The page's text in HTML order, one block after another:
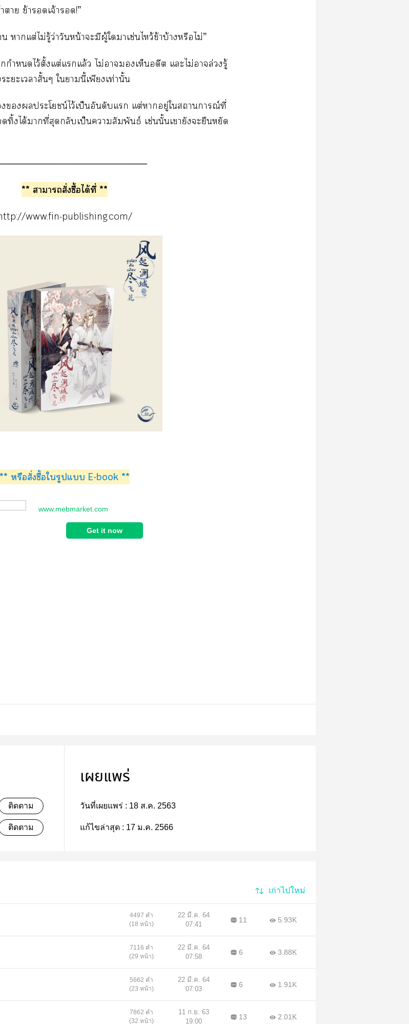
า ข้าเจ้า!”
าแต่ไม่รู้ว่าวันหน้าะมีผู้ใาเซ่นไหว้ข้าบ้างหรือไม่”
กำหนดไว้ตั้งแต่แแล้ว ไม่าเห็นอดีต แะไม่าล่วงรู้
ะเาสั้นๆ ใานี้เพียงเท่านั้น
ประโยชน์ไว้เป็นอันดับแ แต่าอยู่ใสถานการณ์ที่
ทิ้งได้าที่สุดกลับเป็นาสัมพันธ์ เช่นนั้นเายังะยืนหยัด
** าาสั่งซื้อได้ที่ **
www.fin-publishing.com/
** หรือสั่งซื้อใรูปแ E-book **
ติดตาม
ติดตาม
เผยแพร่
วันที่เผยแพร่ : 18 ส.ค. 2563
แก้ไขล่าสุด : 17 ม.ค. 2566
เก่าไปใหม่
4497 คำ
(18 หน้า)
22 มี.ค. 64
07:41
11 5.93K
7116 คำ
(29 หน้า)
22 มี.ค. 64
07:58
6 3.88K
5662 คำ
(23 หน้า)
22 มี.ค. 64
07:03
6 1.91K
7862 คำ
(32 หน้า)
11 ก.ย. 63
19:00
13 2.01K